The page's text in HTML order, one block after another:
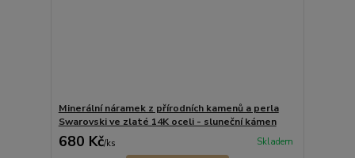
Minerální náramek z přírodních kamenů a perla
Swarovski ve zlaté 14K oceli - sluneční kámen
680 Kč/ks Skladem